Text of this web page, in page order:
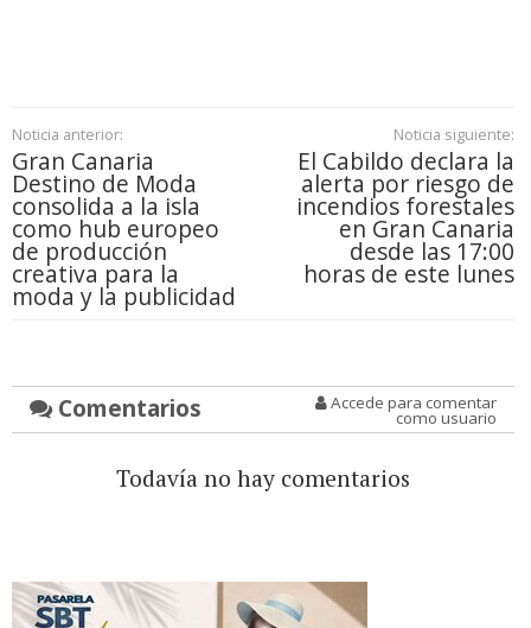
Noticia anterior:
Gran Canaria
Destino de Moda
consolida a la isla
como hub europeo
de producción
creativa para la
moda y la publicidad
Noticia siguiente:
El Cabildo declara la
alerta por riesgo de
incendios forestales
en Gran Canaria
desde las 17:00
horas de este lunes
Comentarios Accede para comentar
como usuario
Todavía no hay comentarios